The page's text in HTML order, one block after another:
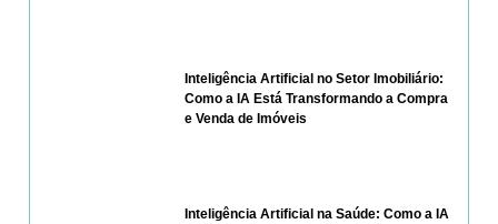
Inteligência Artificial no Setor Imobiliário:
Como a IA Está Transformando a Compra
e Venda de Imóveis
Inteligência Artificial na Saúde: Como a IA